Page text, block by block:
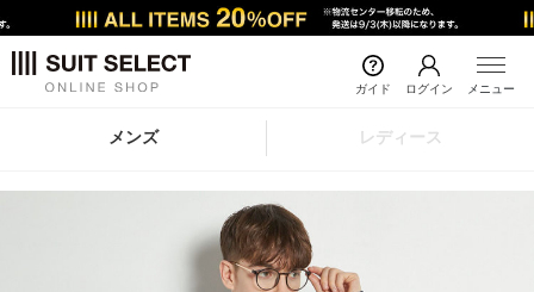
ガイド ログイン メニュー
メンズ レディース